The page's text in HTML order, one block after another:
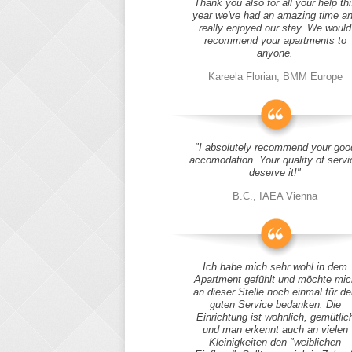
Thank you also for all your help
year we've had an amazing time
really enjoyed our stay. We would
recommend your apartments to
anyone.
Kareela Florian, BMM Europe
"I absolutely recommend your
accomodation. Your quality of
deserve it!"
B.C., IAEA Vienna
Ich habe mich sehr wohl in dem
Apartment gefühlt und möchte
an dieser Stelle noch einmal für
guten Service bedanken. Die
Einrichtung ist wohnlich,
und man erkennt auch an vielen
Kleinigkeiten den "weiblichen